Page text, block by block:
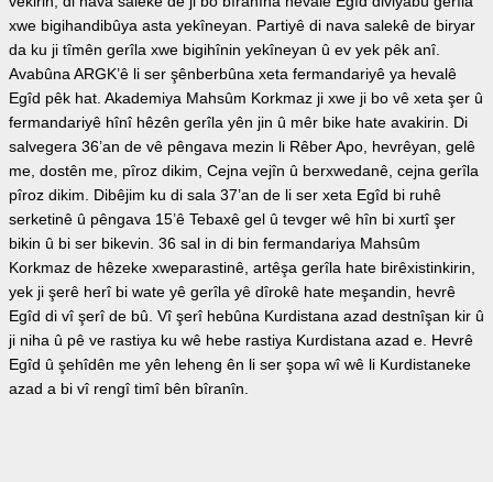
xwe bigihandibûya asta yekîneyan. Partiyê di nava salekê de biryar
da ku ji tîmên gerîla xwe bigihînin yekîneyan û ev yek pêk anî.
Avabûna ARGK’ê li ser şênberbûna xeta fermandariyê ya hevalê
Egîd pêk hat. Akademiya Mahsûm Korkmaz ji xwe ji bo vê xeta şer û
fermandariyê hînî hêzên gerîla yên jin û mêr bike hate avakirin. Di
salvegera 36’an de vê pêngava mezin li Rêber Apo, hevrêyan, gelê
me, dostên me, pîroz dikim, Cejna vejîn û berxwedanê, cejna gerîla
pîroz dikim. Dibêjim ku di sala 37’an de li ser xeta Egîd bi ruhê
serketinê û pêngava 15’ê Tebaxê gel û tevger wê hîn bi xurtî şer
bikin û bi ser bikevin. 36 sal in di bin fermandariya Mahsûm
Korkmaz de hêzeke xweparastinê, artêşa gerîla hate birêxistinkirin,
yek ji şerê herî bi wate yê gerîla yê dîrokê hate meşandin, hevrê
Egîd di vî şerî de bû. Vî şerî hebûna Kurdistana azad destnîşan kir û
ji niha û pê ve rastiya ku wê hebe rastiya Kurdistana azad e. Hevrê
Egîd û şehîdên me yên leheng ên li ser şopa wî wê li Kurdistaneke
azad a bi vî rengî timî bên bîranîn.